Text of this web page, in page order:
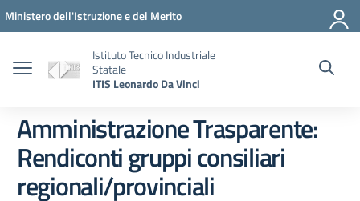
Vai ai contenuti
Vai al menu di navigazione
Vai al footer
Ministero dell'Istruzione e del Merito
Istituto Tecnico Industriale
Statale
ITIS Leonardo Da Vinci
Amministrazione Trasparente:
Rendiconti gruppi consiliari
regionali/provinciali